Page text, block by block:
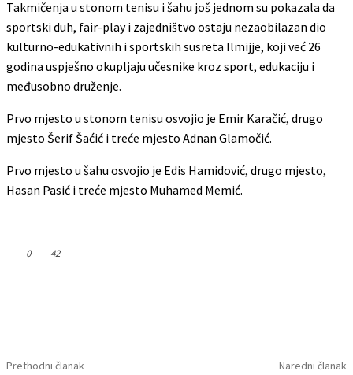
Takmičenja u stonom tenisu i šahu još jednom su pokazala da
sportski duh, fair-play i zajedništvo ostaju nezaobilazan dio
kulturno-edukativnih i sportskih susreta Ilmijje, koji već 26
godina uspješno okupljaju učesnike kroz sport, edukaciju i
međusobno druženje.
Prvo mjesto u stonom tenisu osvojio je Emir Karačić, drugo
mjesto Šerif Šaćić i treće mjesto Adnan Glamočić.
Prvo mjesto u šahu osvojio je Edis Hamidović, drugo mjesto,
Hasan Pasić i treće mjesto Muhamed Memić.
0 42
Prethodni članak Naredni članak